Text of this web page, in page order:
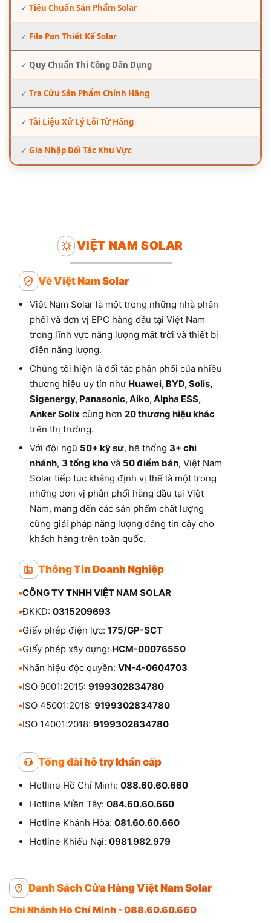
✓ Tiêu Chuẩn Sản Phẩm Solar
✓ File Pan Thiết Kế Solar
✓ Quy Chuẩn Thi Công Dân Dụng
✓ Tra Cứu Sản Phẩm Chính Hãng
✓ Tài Liệu Xử Lý Lỗi Từ Hãng
✓ Gia Nhập Đối Tác Khu Vực
VIỆT NAM SOLAR
Về Việt Nam Solar
Việt Nam Solar là một trong những nhà phân
phối và đơn vị EPC hàng đầu tại Việt Nam
trong lĩnh vực năng lượng mặt trời và thiết bị
điện năng lượng.
Chúng tôi hiện là đối tác phân phối của nhiều
thương hiệu uy tín như Huawei, BYD, Solis,
Sigenergy, Panasonic, Aiko, Alpha ESS,
Anker Solix cùng hơn 20 thương hiệu khác
trên thị trường.
Với đội ngũ 50+ kỹ sư, hệ thống 3+ chi
nhánh, 3 tổng kho và 50 điểm bán, Việt Nam
Solar tiếp tục khẳng định vị thế là một trong
những đơn vị phân phối hàng đầu tại Việt
Nam, mang đến các sản phẩm chất lượng
cùng giải pháp năng lượng đáng tin cậy cho
khách hàng trên toàn quốc.
Thông Tin Doanh Nghiệp
•CÔNG TY TNHH VIỆT NAM SOLAR
•ĐKKD: 0315209693
•Giấy phép điện lực: 175/GP-SCT
•Giấy phép xây dựng: HCM-00076550
•Nhãn hiệu độc quyền: VN-4-0604703
•ISO 9001:2015: 9199302834780
•ISO 45001:2018: 9199302834780
•ISO 14001:2018: 9199302834780
Tổng đài hỗ trợ khẩn cấp
Hotline Hồ Chí Minh: 088.60.60.660
Hotline Miền Tây: 084.60.60.660
Hotline Khánh Hòa: 081.60.60.660
Hotline Khiếu Nại: 0981.982.979
Danh Sách Cửa Hàng Việt Nam Solar
Chi Nhánh Hồ Chí Minh - 088.60.60.660